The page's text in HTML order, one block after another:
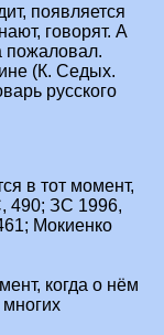
появляется
говорят. А
пожаловал.
(К. Седых.
русского
в тот момент,
490; ЗС 1996,
Мокиенко
когда о нём